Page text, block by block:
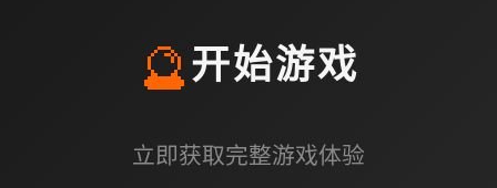
🔮开始游戏
立即获取完整游戏体验